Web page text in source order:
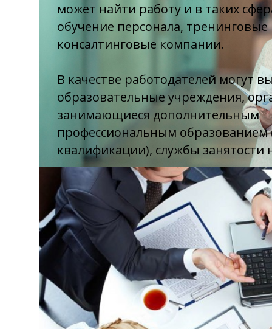
может найти работу и в таких
обучение персонала, тренинговые
консалтинговые компании.
В качестве работодателей могут
образовательные учреждения,
занимающиеся дополнительным
профессиональным
квалификации), службы занятости